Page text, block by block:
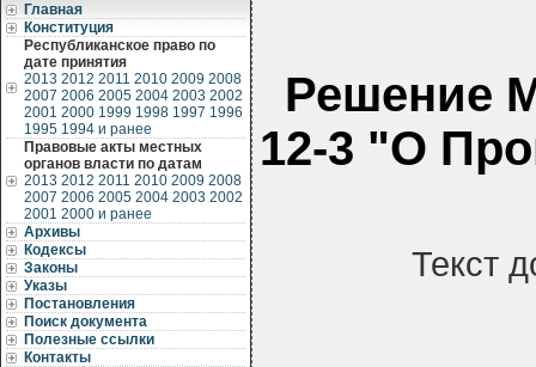
Главная
Конституция
Республиканское право по
дате принятия
2013 2012 2011 2010 2009 2008
2007 2006 2005 2004 2003 2002
2001 2000 1999 1998 1997 1996
1995 1994 и ранее
Правовые акты местных
органов власти по датам
2013 2012 2011 2010 2009 2008
2007 2006 2005 2004 2003 2002
2001 2000 и ранее
Архивы
Кодексы
Законы
Указы
Постановления
Поиск документа
Полезные ссылки
Контакты
Решение
12-3 "О
Текст